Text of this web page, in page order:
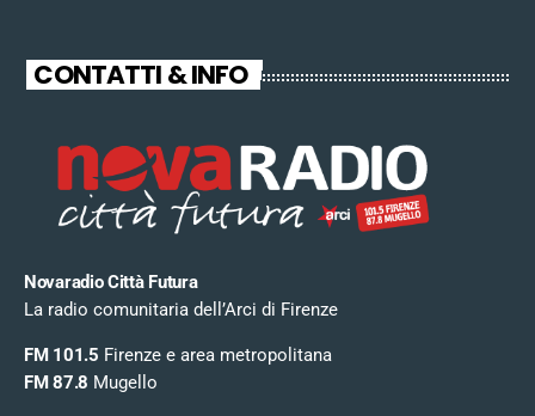
CONTATTI & INFO
Novaradio Città Futura
La radio comunitaria dell’Arci di Firenze
FM 101.5 Firenze e area metropolitana
FM 87.8 Mugello